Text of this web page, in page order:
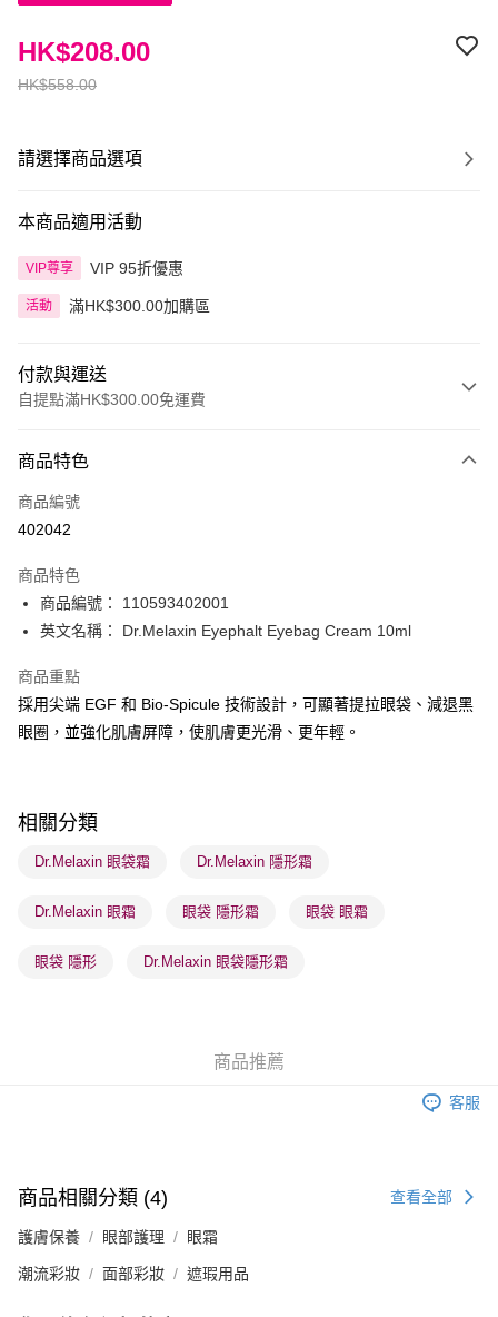
HK$558.00
HK$208.00
請選擇商品選項
本商品適用活動
VIP尊享 VIP 95折優惠
活動 滿HK$300.00加購區
付款與運送
自提點滿HK$300.00免運費
信用卡
Apple Pay
PayMe
WeChat Pay
BoC Pay
送貨方式
每筆HK$65.00，滿HK$300.00或以上免運費
確認發貨後1-3 工作天送達，訂單將隨機分配至SF順豐速運或京東
每筆HK$65.00，滿HK$300.00或以上免運費
每筆HK$20.00，滿HK$100.00或以上免運費
(澳門門市) 只顯示可選門市。確認發貨後2-5個工作天到店，3天內
澳門地區配送 - 確認發貨後1-4個工作天送達 運費表
商品特色
商品編號
402042
商品特色
商品編號： 110593402001
英文名稱： Dr.Melaxin Eyephalt Eyebag Cream 10ml
商品重點
採用尖端 EGF 和 Bio-Spicule 技術設計，可顯著提拉眼袋、減退黑
眼圈，並強化肌膚屏障，使肌膚更光滑、更年輕。
相關分類
Dr.Melaxin 眼袋霜 Dr.Melaxin 隱形霜
Dr.Melaxin 眼霜 眼袋 隱形霜 眼袋 眼霜
眼袋 隱形 Dr.Melaxin 眼袋隱形霜
商品推薦
客服
商品相關分類 (4) 查看全部
護膚保養 眼部護理 眼霜
潮流彩妝 面部彩妝 遮瑕用品